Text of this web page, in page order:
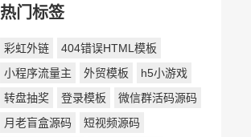
热门标签
彩虹外链
404错误HTML模板
小程序流量主
外贸模板
h5小游戏
转盘抽奖
登录模板
微信群活码源码
月老盲盒源码
短视频源码